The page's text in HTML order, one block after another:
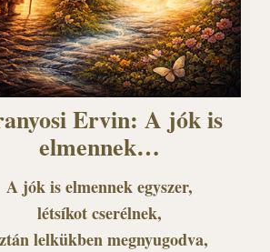
Ervin: A jók is
elmennek…
A jók is elmennek egyszer,
létsíkot cserélnek,
lelkükben megnyugodva,